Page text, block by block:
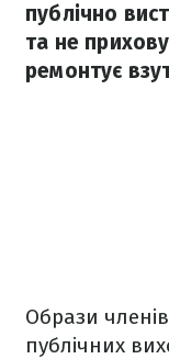
публічно
та не
ремонтує
Образи
публічних